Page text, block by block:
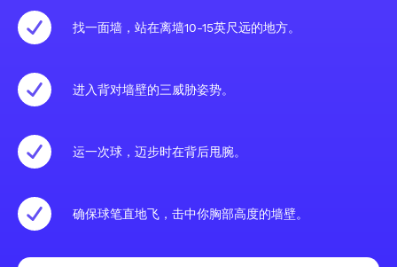
找一面墙，站在离墙10-15英尺远的地方。
进入背对墙壁的三威胁姿势。
运一次球，迈步时在背后甩腕。
确保球笔直地飞，击中你胸部高度的墙壁。